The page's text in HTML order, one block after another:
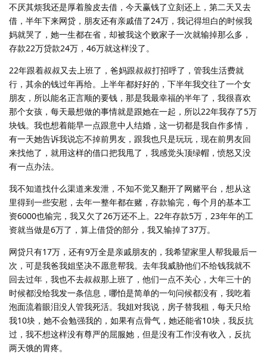
不厌其烦我还是厚着脸皮去借，今天赢钱了立刻还上，第二天又去
借，半年下来网贷，朋友还有亲戚借了24万，我记得坦白的时候我
妈就哭了，她一生都在省，却被我这个败家子一次就输掉那么多，
存款22万贷款24万，46万就这样没了。
22年跟着叔叔又去上班了，爸妈跟叔叔打招呼了，管我生活费就
行，其余的钱过年再给。上半年都好好的，下半年我交往了一个女
朋友，所以能名正言顺的要钱，那是我最幸福的半年了，我很喜欢
那个女孩，每天最想做的事情就是跟她在一起，所以22年我存了5万
块钱。我也想着能早一点跟意中人结婚，这一切都是我自作多情，
有一天她告诉我说忘不掉前男友，跟我也只是玩玩，现在前男友回
来找他了，就用这样的借口把我甩了，我感觉头顶绿帽，愤怒又没
有一点办法。
我不知道找什么渠道来发泄，不知不觉又翻开了网赌平台，想从这
里得到一些安慰，去年一整年都在赌，存款输完，每个月的基本工
资6000也输完，我又欠了26万还不上。22年存款5万，23年年的工
资就当做是6万了，算上借贷的部分，我又输掉了37万。
网贷只有17万，还有9万全是亲戚朋友的，我希望家里人帮我最后一
次，可是我爸我姐坚决不愿意帮我。去年我威胁他们不给钱我就不
回去过年，我也不去叔叔那上班了，他们一点不关心，大年三十的
时候都没给我发一条信息，哪怕是简单的一句问候都没有，我吃着
泡面流着眼泪没人管我死活。我姐对我说，房子替我租，每天只给
我10块，她不会勉强我的，如果有点骨气，她还能省10块，我反抗
过，我不想这样没有尊严的屈服她，但是没有工作没有收入，反抗
两天饿的胃疼。